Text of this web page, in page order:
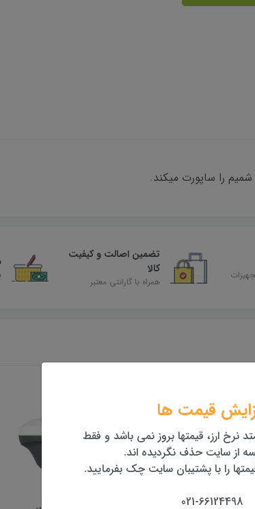
را ساپورت میکند.
تضمین اصالت و کیفیت
کالا
همراه با گارانتی معتبر
قیمت ها
نرخ ارز، قیمتها بروز نمی باشد و فقط
از سایت حذف نگردیده اند.
را با پشتیبان سایت چک بفرمایید.
021-66124498